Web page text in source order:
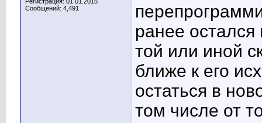
Сообщений: 4,491
ранее остался
той или иной
ближе к его
остаться в
том числе от